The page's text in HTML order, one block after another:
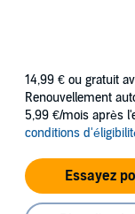
14,99 € ou gratuit
Renouvellement
5,99 €/mois après
conditions
Essayez